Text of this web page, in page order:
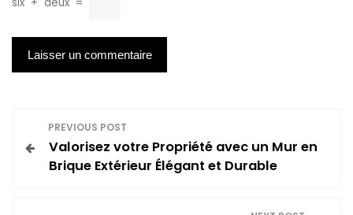
a
PREVIOUS POST
Valorisez votre Propriété avec un Mur en
Brique Extérieur Élégant et Durable